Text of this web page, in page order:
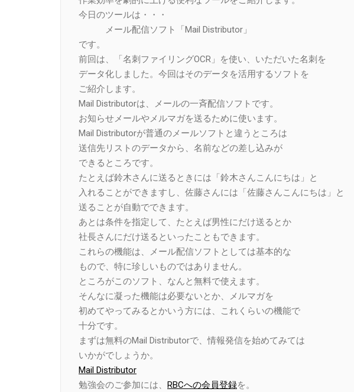
今日のツールは・・・
メール配信ソフト「Mail Distributor」
です。
前回は、「名刺ファイリングOCR」を使い、いただいた名刺を
データ化しました。今回はそのデータを活用するソフトを
ご紹介します。
Mail Distributorは、メールの一斉配信ソフトです。
お知らせメールやメルマガを送るために使います。
Mail Distributorが普通のメールソフトと違うところは
送信先リストのデータから、名前などの差し込みが
できるところです。
たとえば鈴木さんに送るときには「鈴木さんこんにちは」と
入れることができますし、佐藤さんには「佐藤さんこんにちは」と
送ることが自動でできます。
あとは条件を指定して、たとえば男性にだけ送るとか
社長さんにだけ送るといったこともできます。
これらの機能は、メール配信ソフトとしては基本的な
もので、特に珍しいものではありません。
ところがこのソフト、なんと無料で使えます。
そんなに凝った機能は必要ないとか、メルマガを
初めてやってみるとかいう方には、これくらいの機能で
十分です。
まずは無料のMail Distributorで、情報発信を始めてみては
いかがでしょうか。
Mail Distributor
勉強会のご参加には、
RBCへの会員登録を。